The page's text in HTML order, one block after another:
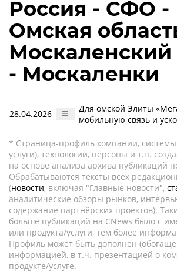
Россия - СФО -
Омская
Москаленский
- Москаленки
28.04.2026
Для омской Элиты
мобильную связь и
* Страница-профиль компании, системы
услуги), технологии, персоны и т.п.
на основе анализа архива публикаций
Обрабатываются тексты всех
(новости, включая "Главные новости",
аналитические обзоры рынков,
содержание партнёрских проектов).
больше публикаций на CNews было с
или продукта/услуги, тем более
Профиль может быть дополнен
информацией, в т.ч. презентацией о
продукте/услуге.